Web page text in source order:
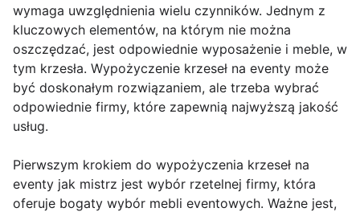
wymaga uwzględnienia wielu czynników. Jednym z
kluczowych elementów, na którym nie można
oszczędzać, jest odpowiednie wyposażenie i meble, w
tym krzesła. Wypożyczenie krzeseł na eventy może
być doskonałym rozwiązaniem, ale trzeba wybrać
odpowiednie firmy, które zapewnią najwyższą jakość
usług.
Pierwszym krokiem do wypożyczenia krzeseł na
eventy jak mistrz jest wybór rzetelnej firmy, która
oferuje bogaty wybór mebli eventowych. Ważne jest,